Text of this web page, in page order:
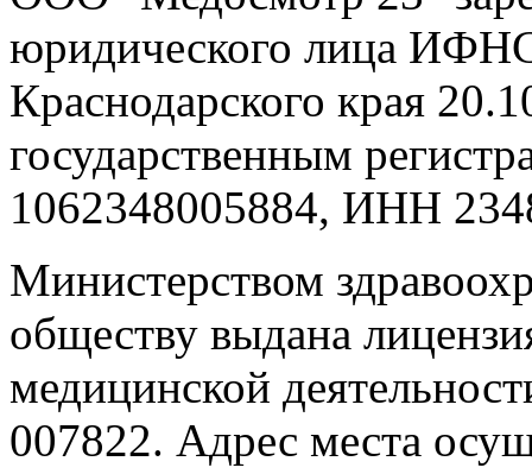
юридического лица
Краснодарского края
государственным
1062348005884, ИНН
Министерством
обществу выдана
медицинской
007822. Адрес места